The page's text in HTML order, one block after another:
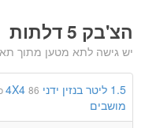
הצ'בק 5 דלתות
יש גישה לתא מטען מתוך
1.5 ליטר בנזין ידני 4X4 86 כ"ס
מושבים